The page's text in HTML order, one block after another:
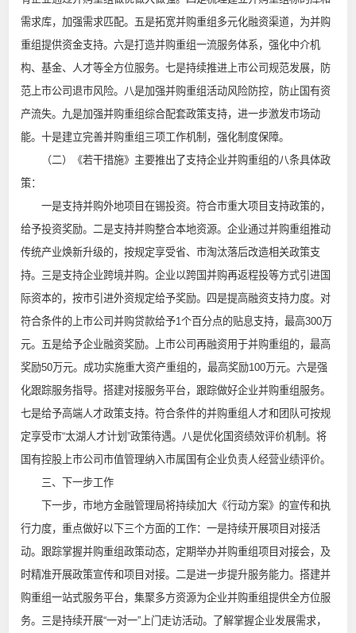
需求库，加强需求匹配。五是拓宽并购重组多元化融资渠道，为并购
重组提供资金支持。六是打造并购重组一流服务体系，强化中介机
构、基金、人才等全方位服务。七是持续推进上市公司规范发展，防
范上市公司退市风险。八是加强并购重组活动风险防控，防止国有资
产流失。九是加强并购重组综合配套政策支持，进一步激发市场动
能。十是建立完善并购重组三项工作机制，强化制度保障。
（二）《若干措施》主要推出了支持企业并购重组的八条具体政
策：
一是支持并购外地项目在锡投资。符合市重大项目支持政策的，
给予投资奖励。二是支持并购整合本地资源。企业通过并购重组推动
传统产业焕新升级的，按规定享受省、市淘汰落后改造相关政策支
持。三是支持企业跨境并购。企业以跨国并购再返程投等方式引进国
际资本的，按市引进外资规定给予奖励。四是提高融资支持力度。对
符合条件的上市公司并购贷款给予1个百分点的贴息支持，最高300万
元。五是给予企业融资奖励。上市公司再融资用于并购重组的，最高
奖励50万元。成功实施重大资产重组的，最高奖励100万元。六是强
化跟踪服务指导。搭建对接服务平台，跟踪做好企业并购重组服务。
七是给予高端人才政策支持。符合条件的并购重组人才和团队可按规
定享受市“太湖人才计划”政策待遇。八是优化国资绩效评价机制。将
国有控股上市公司市值管理纳入市属国有企业负责人经营业绩评价。
三、下一步工作
下一步，市地方金融管理局将持续加大《行动方案》的宣传和执
行力度，重点做好以下三个方面的工作：一是持续开展项目对接活
动。跟踪掌握并购重组政策动态，定期举办并购重组项目对接会，及
时精准开展政策宣传和项目对接。二是进一步提升服务能力。搭建并
购重组一站式服务平台，集聚多方资源为企业并购重组提供全方位服
务。三是持续开展“一对一”上门走访活动。了解掌握企业发展需求，